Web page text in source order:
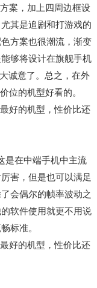
案，加上四周边框设
其是追剧和打游戏的
方案也很潮流，渐变
够将设计在旗舰手机
诚意了。总之，在外
位的机型好看的。
是在中端手机中主流
害，但是也可以满足
会偶尔的帧率波动之
软件使用就更不用说
标准。